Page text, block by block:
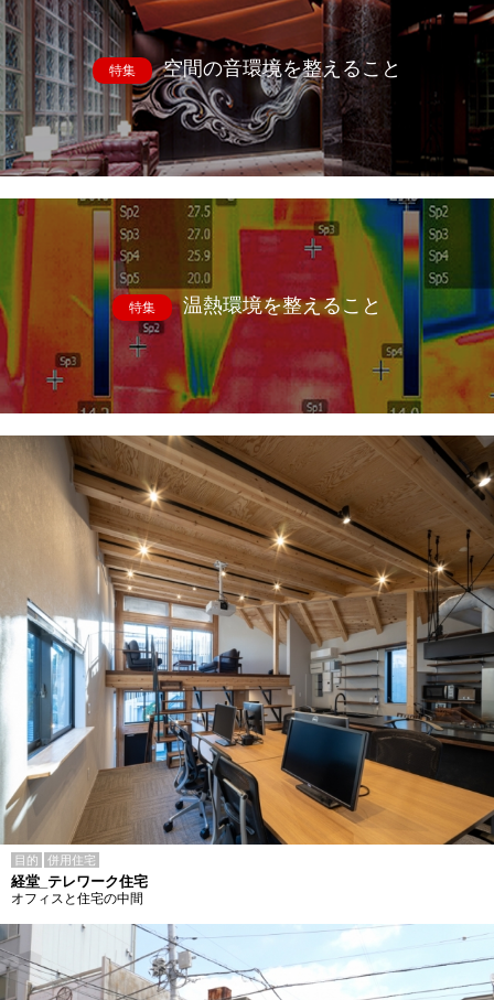
特集 空間の音環境を整えること
特集 温熱環境を整えること
目的 併用住宅
経堂_テレワーク住宅
オフィスと住宅の中間